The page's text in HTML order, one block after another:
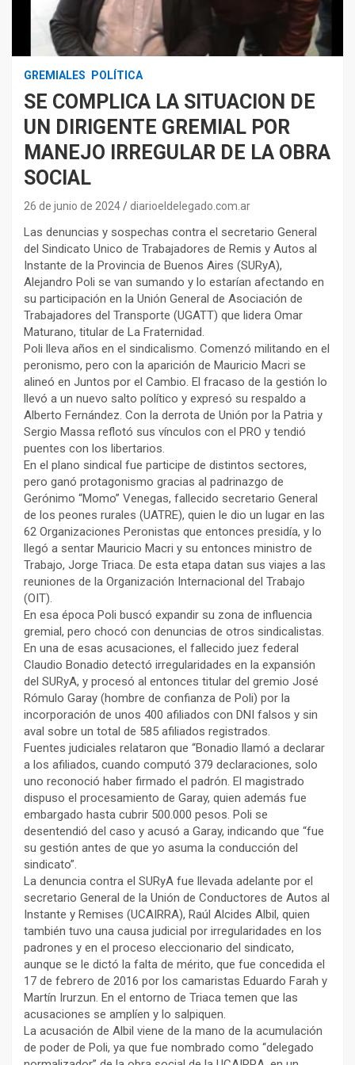
GREMIALES POLÍTICA
SE COMPLICA LA SITUACION DE
UN DIRIGENTE GREMIAL POR
MANEJO IRREGULAR DE LA OBRA
SOCIAL
26 de junio de 2024 diarioeldelegado.com.ar
Las denuncias y sospechas contra el secretario General
del Sindicato Unico de Trabajadores de Remis y Autos al
Instante de la Provincia de Buenos Aires (SURyA),
Alejandro Poli se van sumando y lo estarían afectando en
su participación en la Unión General de Asociación de
Trabajadores del Transporte (UGATT) que lidera Omar
Maturano, titular de La Fraternidad.
Poli lleva años en el sindicalismo. Comenzó militando en el
peronismo, pero con la aparición de Mauricio Macri se
alineó en Juntos por el Cambio. El fracaso de la gestión lo
llevó a un nuevo salto político y expresó su respaldo a
Alberto Fernández. Con la derrota de Unión por la Patria y
Sergio Massa reflotó sus vínculos con el PRO y tendió
puentes con los libertarios.
En el plano sindical fue participe de distintos sectores,
pero ganó protagonismo gracias al padrinazgo de
Gerónimo “Momo” Venegas, fallecido secretario General
de los peones rurales (UATRE), quien le dio un lugar en las
62 Organizaciones Peronistas que entonces presidía, y lo
llegó a sentar Mauricio Macri y su entonces ministro de
Trabajo, Jorge Triaca. De esta etapa datan sus viajes a las
reuniones de la Organización Internacional del Trabajo
(OIT).
En esa época Poli buscó expandir su zona de influencia
gremial, pero chocó con denuncias de otros sindicalistas.
En una de esas acusaciones, el fallecido juez federal
Claudio Bonadio detectó irregularidades en la expansión
del SURyA, y procesó al entonces titular del gremio José
Rómulo Garay (hombre de confianza de Poli) por la
incorporación de unos 400 afiliados con DNI falsos y sin
aval sobre un total de 585 afiliados registrados.
Fuentes judiciales relataron que “Bonadio llamó a declarar
a los afiliados, cuando computó 379 declaraciones, solo
uno reconoció haber firmado el padrón. El magistrado
dispuso el procesamiento de Garay, quien además fue
embargado hasta cubrir 500.000 pesos. Poli se
desentendió del caso y acusó a Garay, indicando que “fue
su gestión antes de que yo asuma la conducción del
sindicato”.
La denuncia contra el SURyA fue llevada adelante por el
secretario General de la Unión de Conductores de Autos al
Instante y Remises (UCAIRRA), Raúl Alcides Albil, quien
también tuvo una causa judicial por irregularidades en los
padrones y en el proceso eleccionario del sindicato,
aunque se le dictó la falta de mérito, que fue concedida el
17 de febrero de 2016 por los camaristas Eduardo Farah y
Martín Irurzun. En el entorno de Triaca temen que las
acusaciones se amplíen y lo salpiquen.
La acusación de Albil viene de la mano de la acumulación
de poder de Poli, ya que fue nombrado como “delegado